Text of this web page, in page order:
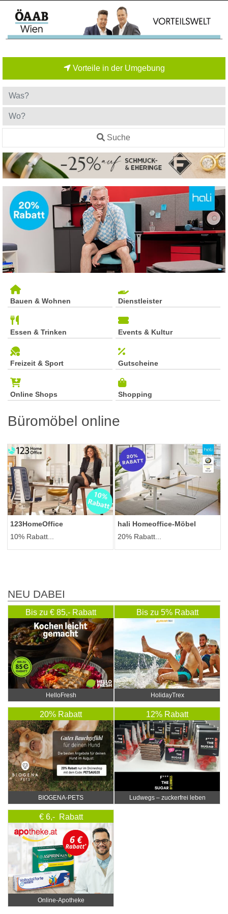
Vorteile in der Umgebung
Suche
Bauen & Wohnen Dienstleister
Essen & Trinken Events & Kultur
Freizeit & Sport Gutscheine
Online Shops Shopping
Büromöbel online
123HomeOffice
10% Rabatt...
hali Homeoffice-Möbel
20% Rabatt...
NEU DABEI
Bis zu € 85,- Rabatt
HelloFresh
Bis zu 5% Rabatt
HolidayTrex
20% Rabatt
BIOGENA-PETS
12% Rabatt
Ludwegs – zuckerfrei leben
€ 6,- Rabatt
Online‑Apotheke